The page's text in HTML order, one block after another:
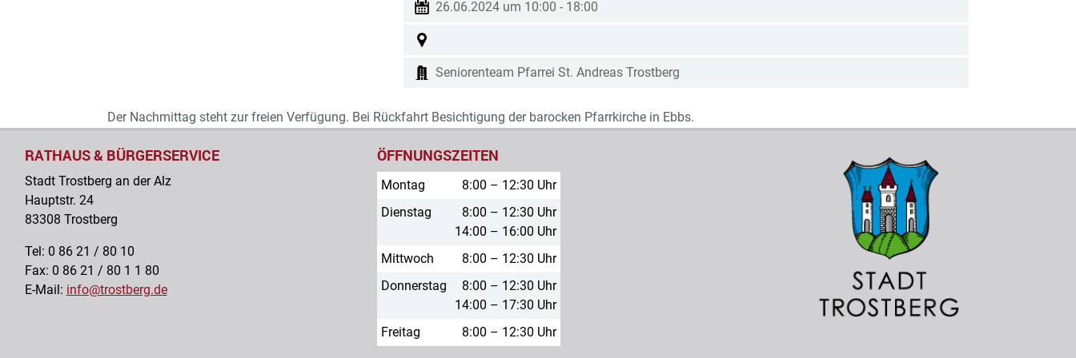
26.06.2024 um 10:00 - 18:00
Seniorenteam Pfarrei St. Andreas Trostberg
Der Nachmittag steht zur freien Verfügung. Bei Rückfahrt Besichtigung der barocken Pfarrkirche in Ebbs.
RATHAUS & BÜRGERSERVICE
Stadt Trostberg an der Alz
Hauptstr. 24
83308 Trostberg
Tel: 0 86 21 / 80 10
Fax: 0 86 21 / 80 1 1 80
E-Mail: info@trostberg.de
ÖFFNUNGSZEITEN
Montag
8:00 – 12:30 Uhr
Dienstag
8:00 – 12:30 Uhr
14:00 – 16:00 Uhr
Mittwoch
8:00 – 12:30 Uhr
Donnerstag
8:00 – 12:30 Uhr
14:00 – 17:30 Uhr
Freitag
8:00 – 12:30 Uhr